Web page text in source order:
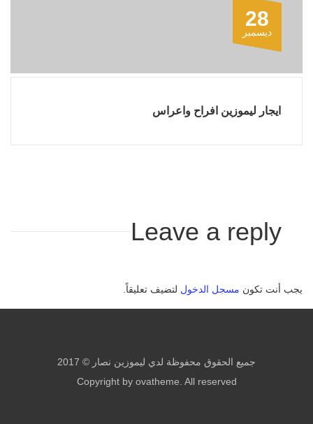
28
ديسمبر
ايجار ليموزين افراح واعراس
Leave a reply
يجب أنت تكون مسجل الدخول لتضيف تعليقاً.
جميع الحقوق محفوظة لدي ليموزين نصار © 2017
Copyright by ovatheme. All reserved